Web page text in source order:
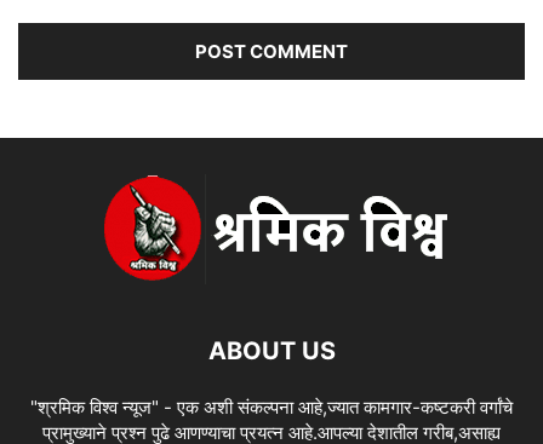
ABOUT US
"श्रमिक विश्व न्यूज" - एक अशी संकल्पना आहे,ज्यात कामगार-कष्टकरी वर्गांचे
प्रामुख्याने प्रश्न पुढे आणण्याचा प्रयत्न आहे.आपल्या देशातील गरीब,असाह्य